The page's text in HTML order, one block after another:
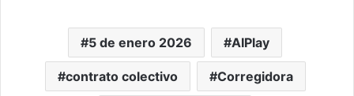
5 de enero 2026 AIPlay
contrato colectivo Corregidora